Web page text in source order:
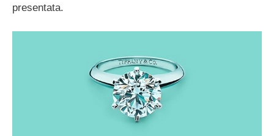
presentata.